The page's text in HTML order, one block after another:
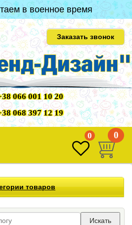
в военное время
Заказать звонок
066 001 10 20
068 397 12 19
0 0
товаров
Искать